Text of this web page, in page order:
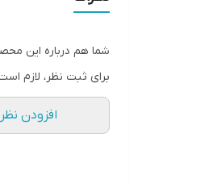
شما هم درباره این
برای ثبت نظر، لازم
افزودن نظر